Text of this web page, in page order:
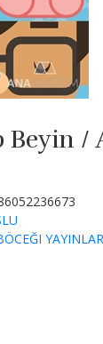
Beyin /